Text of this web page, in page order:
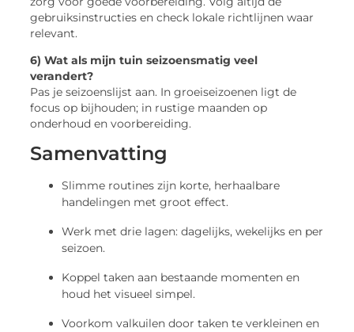
gebruiksinstructies en check lokale richtlijnen waar
relevant.
6) Wat als mijn tuin seizoensmatig veel
verandert?
Pas je seizoenslijst aan. In groeiseizoenen ligt de
focus op bijhouden; in rustige maanden op
onderhoud en voorbereiding.
Samenvatting
Slimme routines zijn korte, herhaalbare
handelingen met groot effect.
Werk met drie lagen: dagelijks, wekelijks en per
seizoen.
Koppel taken aan bestaande momenten en
houd het visueel simpel.
Voorkom valkuilen door taken te verkleinen en